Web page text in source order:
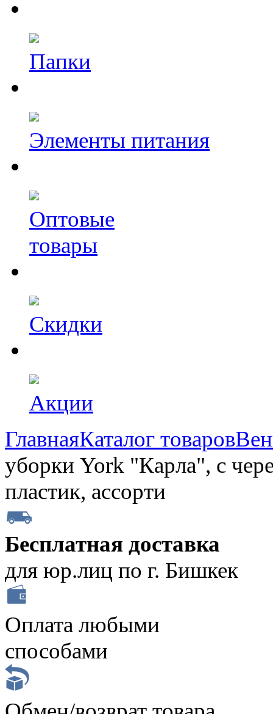
Папки
Элементы питания
Оптовые
товары
Скидки
Акции
ГлавнаяКаталог товаров
уборки York "Карла", с
пластик, ассорти
Бесплатная доставка
для юр.лиц по г. Бишкек
Оплата любыми
способами